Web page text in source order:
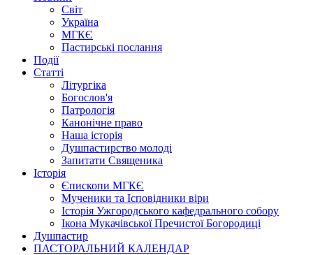
Світ
Україна
МГКЄ
Пастирські послання
Події
Статті
Літургіка
Богослов'я
Патрологія
Канонічне право
Наша історія
Душпастирство молоді
Запитати Священика
Історія
Єпископи МГКЄ
Мученики та Ісповідники віри
Історія Ужгородського кафедрального собору
Ікона Мукачівської Пречистої Богородиці
Душпастир
ПАСТОРАЛЬНИЙ КАЛЕНДАР